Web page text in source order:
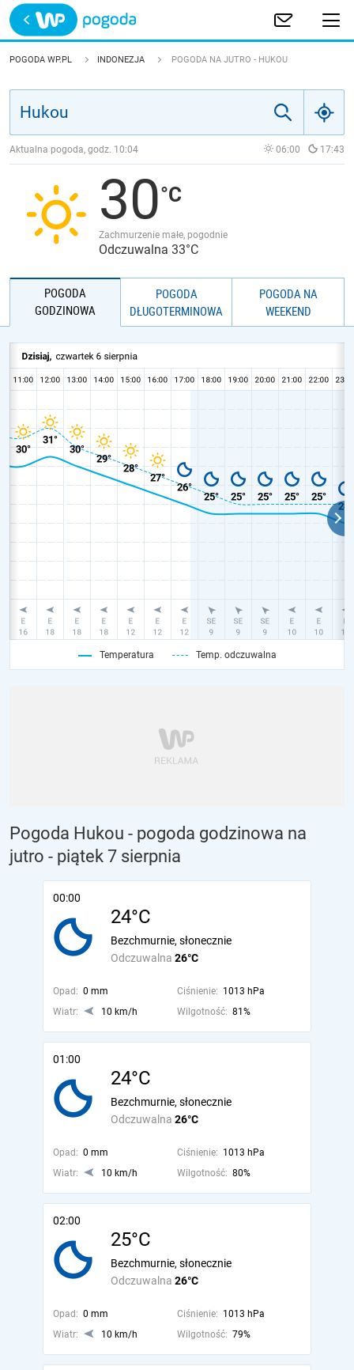
Trwa ładowanie
POLSKA
JAKOŚĆ POWIETRZA
POGODA WP.PL INDONEZJA POGODA NA JUTRO - HUKOU
Aktualna pogoda, godz. 10:04 06:00 17:43
30
Zachmurzenie małe, pogodnie
Odczuwalna 33°C
POGODA
GODZINOWA
POGODA
DŁUGOTERMINOWA
POGODA NA
WEEKEND
Temperatura Temp. odczuwalna
Pogoda Hukou - pogoda godzinowa na
jutro - piątek 7 sierpnia
00:00
24°C
Odczuwalna 26°C
Bezchmurnie, słonecznie
Opad: 0 mm Ciśnienie: 1013 hPa
Wiatr:
10 km/h Wilgotność: 81%
01:00
24°C
Odczuwalna 26°C
Bezchmurnie, słonecznie
Opad: 0 mm Ciśnienie: 1013 hPa
Wiatr:
10 km/h Wilgotność: 80%
02:00
25°C
Odczuwalna 26°C
Bezchmurnie, słonecznie
Opad: 0 mm Ciśnienie: 1013 hPa
Wiatr:
10 km/h Wilgotność: 79%